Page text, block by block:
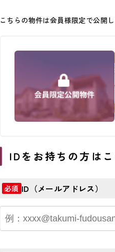
こちらの物件は会員様限定で公開
IDをお持ちの方はこ
必須 ID（メールアドレス）